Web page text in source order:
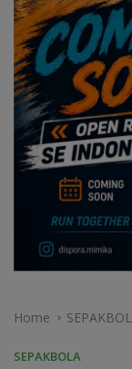
Home
SEPAKBOLA